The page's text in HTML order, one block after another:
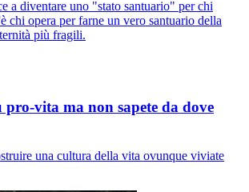
a diventare uno "stato santuario" per chi
chi opera per farne un vero santuario della
più fragili.
pro-vita ma non sapete da dove
una cultura della vita ovunque viviate